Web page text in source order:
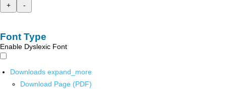
+
-
Font Type
Enable Dyslexic Font
Downloads expand_more
Download Page (PDF)